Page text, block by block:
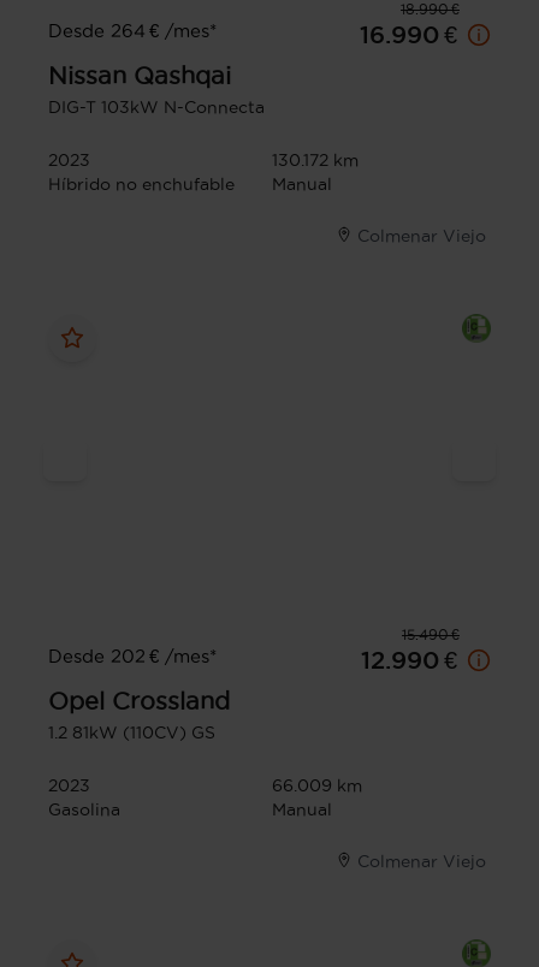
18.990 €
Desde 264 € /mes*
16.990 €
Nissan Qashqai
DIG-T 103kW N-Connecta
2023
130.172 km
Híbrido no enchufable
Manual
Colmenar Viejo
15.490 €
Desde 202 € /mes*
12.990 €
Opel Crossland
1.2 81kW (110CV) GS
2023
66.009 km
Gasolina
Manual
Colmenar Viejo